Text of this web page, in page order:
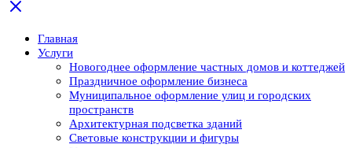
Главная
Услуги
Новогоднее оформление частных домов и коттеджей
Праздничное оформление бизнеса
Муниципальное оформление улиц и городских
пространств
Архитектурная подсветка зданий
Световые конструкции и фигуры